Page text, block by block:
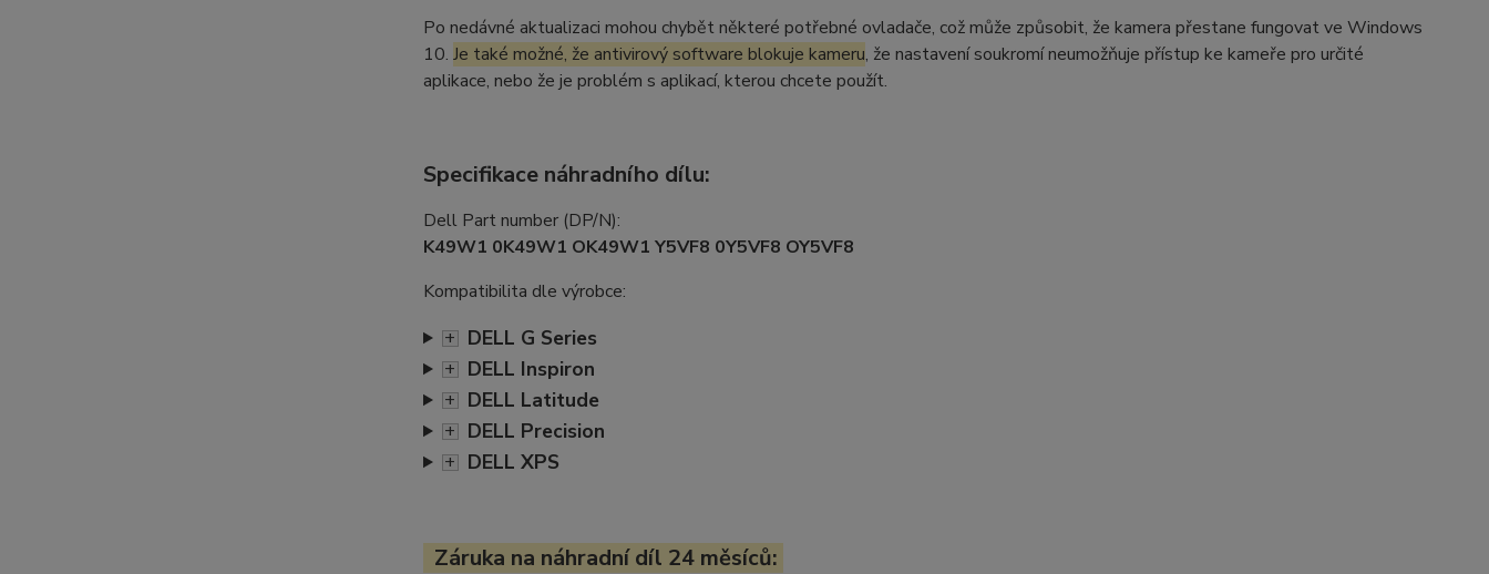
Po nedávné aktualizaci mohou chybět některé potřebné ovladače, což může způsobit, že kamera přestane fungovat ve Windows
10. Je také možné, že antivirový software blokuje kameru, že nastavení soukromí neumožňuje přístup ke kameře pro určité
aplikace, nebo že je problém s aplikací, kterou chcete použít.
Specifikace náhradního dílu:
Dell Part number (DP/N):
K49W1 0K49W1 OK49W1 Y5VF8 0Y5VF8 OY5VF8
Kompatibilita dle výrobce:
+ DELL G Series
+ DELL Inspiron
+ DELL Latitude
+ DELL Precision
+ DELL XPS
Záruka na náhradní díl 24 měsíců: